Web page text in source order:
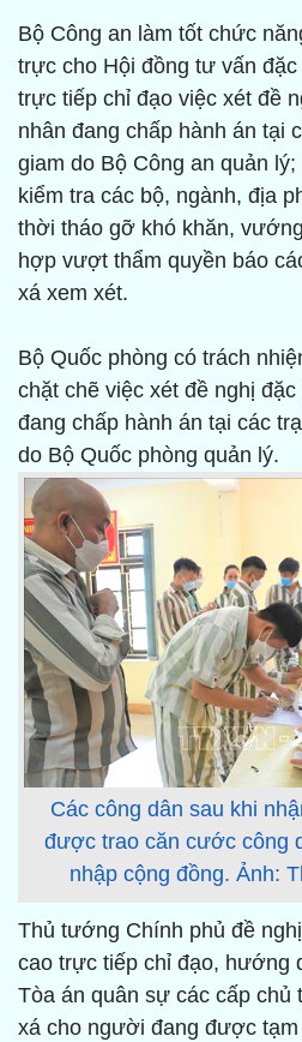
Bộ Công an làm tốt chức
trực cho Hội đồng tư vấn
trực tiếp chỉ đạo việc xét đề
nhân đang chấp hành án tại
giam do Bộ Công an quản
kiểm tra các bộ, ngành, địa
thời tháo gỡ khó khăn,
hợp vượt thẩm quyền báo
xá xem xét.
Bộ Quốc phòng có trách
chặt chẽ việc xét đề nghị
đang chấp hành án tại các
do Bộ Quốc phòng quản lý.
Các công dân sau khi
được trao căn cước công
nhập cộng đồng. Ảnh:
Thủ tướng Chính phủ đề
cao trực tiếp chỉ đạo, hướng
Tòa án quân sự các cấp chủ
xá cho người đang được